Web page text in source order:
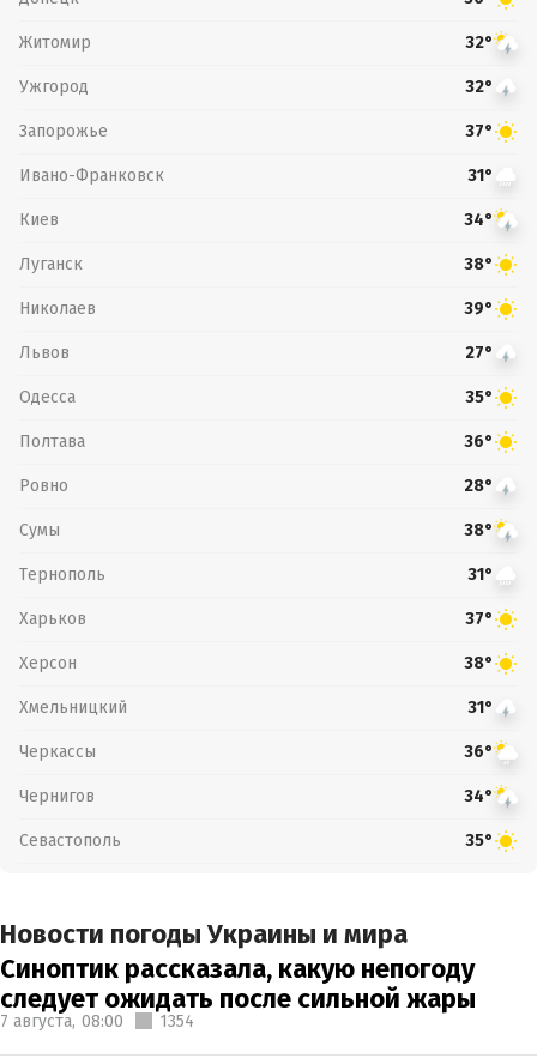
Житомир 32°
Ужгород 32°
Запорожье 37°
Ивано-Франковск 31°
Киев 34°
Луганск 38°
Николаев 39°
Львов 27°
Одесса 35°
Полтава 36°
Ровно 28°
Сумы 38°
Тернополь 31°
Харьков 37°
Херсон 38°
Хмельницкий 31°
Черкассы 36°
Чернигов 34°
Севастополь 35°
Новости погоды Украины и мира
Синоптик рассказала, какую непогоду
следует ожидать после сильной жары
7 августа, 08:00 1354